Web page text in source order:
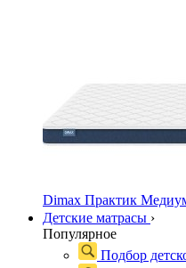
Dimax Практик
Детские матрасы ›
Популярное
Подбор